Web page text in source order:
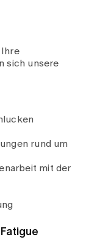
sich unsere
rund um
mit der